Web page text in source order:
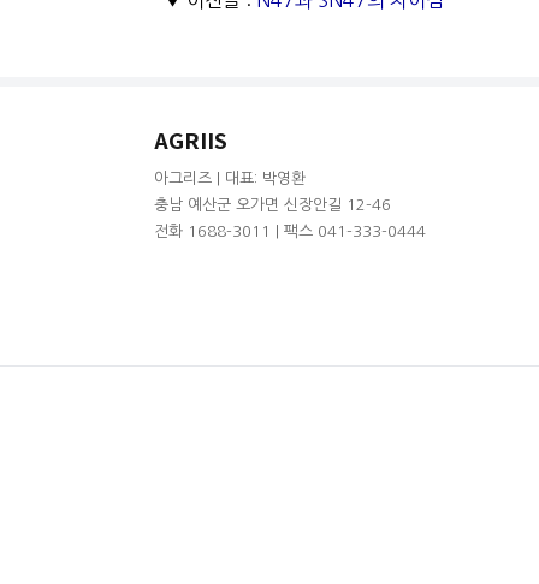
AGRIIS
아그리즈 | 대표: 박영환
충남 예산군 오가면 신장안길 12-46
전화 1688-3011 | 팩스 041-333-0444